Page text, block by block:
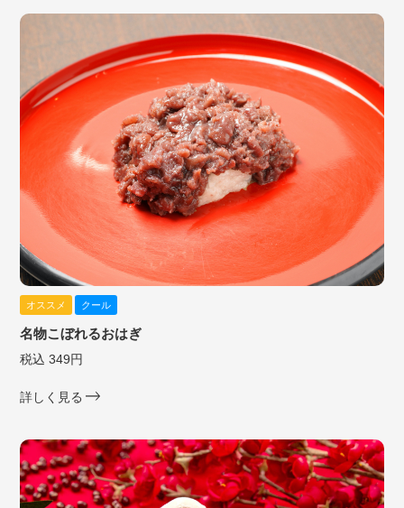
オススメ クール
名物こぼれるおはぎ
税込 349円
詳しく見る